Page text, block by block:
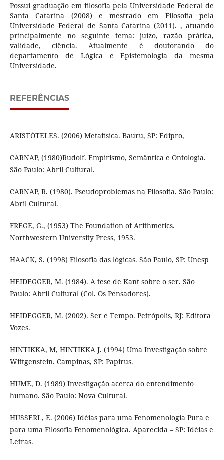
Possui graduação em filosofia pela Universidade Federal de
Santa Catarina (2008) e mestrado em Filosofia pela
Universidade Federal de Santa Catarina (2011). , atuando
principalmente no seguinte tema: juízo, razão prática,
validade, ciência. Atualmente é doutorando do
departamento de Lógica e Epistemologia da mesma
Universidade.
REFERÊNCIAS
ARISTÓTELES. (2006) Metafísica. Bauru, SP: Edipro,
CARNAP, (1980)Rudolf. Empirismo, Semântica e Ontologia.
São Paulo: Abril Cultural.
CARNAP, R. (1980). Pseudoproblemas na Filosofia. São Paulo:
Abril Cultural.
FREGE, G., (1953) The Foundation of Arithmetics.
Northwestern University Press, 1953.
HAACK, S. (1998) Filosofia das lógicas. São Paulo, SP: Unesp
HEIDEGGER, M. (1984). A tese de Kant sobre o ser. São
Paulo: Abril Cultural (Col. Os Pensadores).
HEIDEGGER, M. (2002). Ser e Tempo. Petrópolis, RJ: Editora
Vozes.
HINTIKKA, M, HINTIKKA J. (1994) Uma Investigação sobre
Wittgenstein. Campinas, SP: Papirus.
HUME, D. (1989) Investigação acerca do entendimento
humano. São Paulo: Nova Cultural.
HUSSERL, E. (2006) Idéias para uma Fenomenologia Pura e
para uma Filosofia Fenomenológica. Aparecida – SP: Idéias e
Letras.